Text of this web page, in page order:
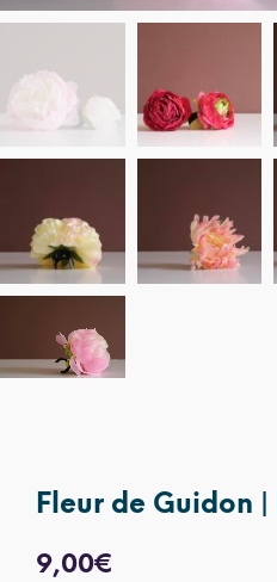
Fleur de Guidon
9,00€